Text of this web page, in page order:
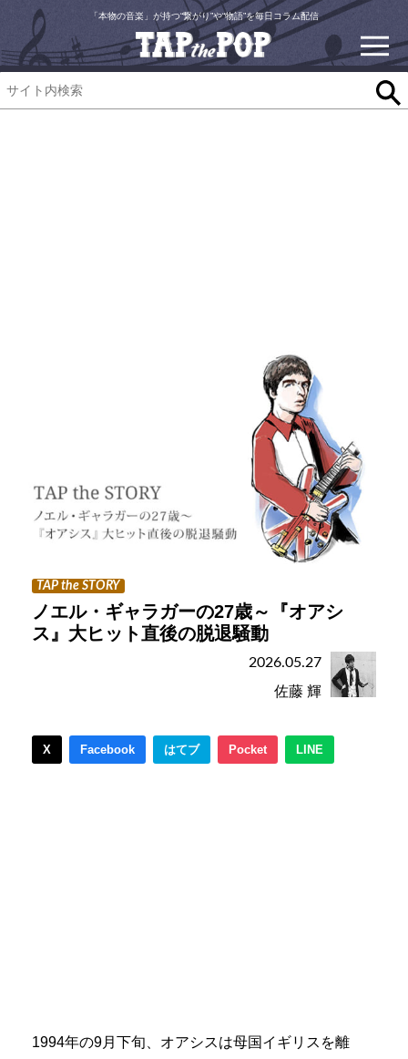
「本物の音楽」が持つ“繋がり”や“物語”を毎日コラム配信
TAP the STORY
ノエル・ギャラガーの27歳～『オアシ
ス』大ヒット直後の脱退騒動
2026.05.27
佐藤 輝
X Facebook はてブ Pocket LINE
1994年の9月下旬、オアシスは母国イギリスを離